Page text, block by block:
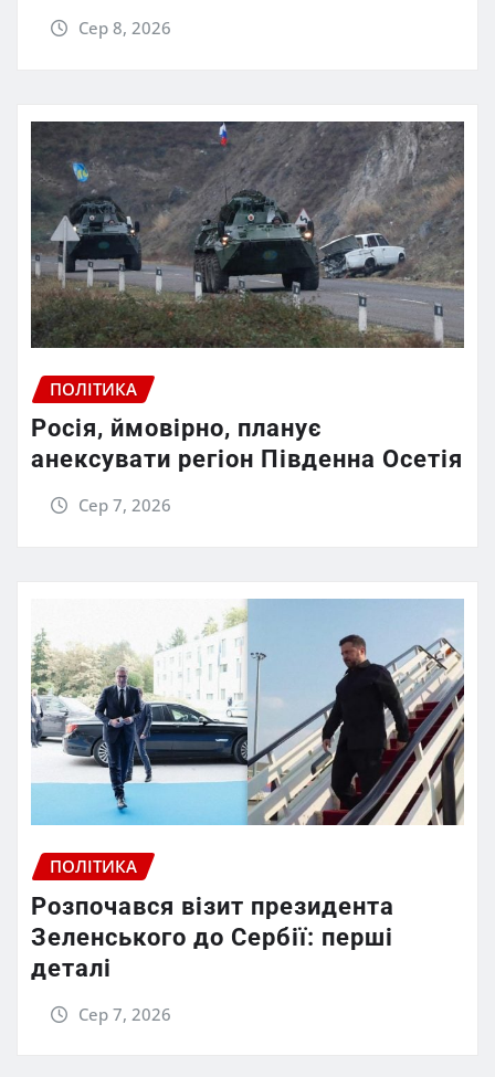
Сер 8, 2026
ПОЛІТИКА
Росія, ймовірно, планує
анексувати регіон Південна Осетія
Сер 7, 2026
ПОЛІТИКА
Розпочався візит президента
Зеленського до Сербії: перші
деталі
Сер 7, 2026